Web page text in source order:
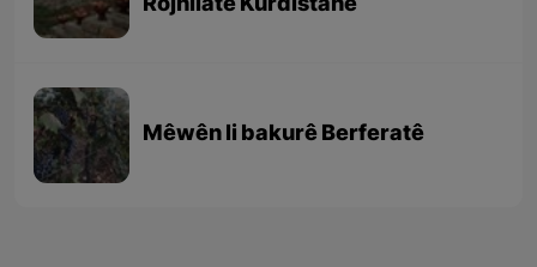
Mêwên li bakurê Berferatê